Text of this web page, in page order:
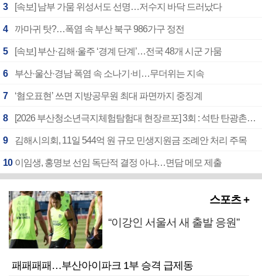
3 [속보] 남부 가뭄 위성서도 선명…저수지 바닥 드러났다
4 까마귀 탓?…폭염 속 부산 북구 986가구 정전
5 [속보] 부산·김해·울주 ‘경계 단계’…전국 48개 시군 가뭄
6 부산·울산·경남 폭염 속 소나기·비…무더위는 지속
7 ‘혐오표현’ 쓰면 지방공무원 최대 파면까지 중징계
8 [2026 부산청소년극지체험탐험대 현장르포] 3회 : 석탄 탄광촌에서 북극 연구의 중심지로
9 김해시의회, 11일 544억 원 규모 민생지원금 조례안 처리 주목
10 이임생, 홍명보 선임 독단적 결정 아냐…면담 메모 제출
스포츠 +
“이강인 서울서 새 출발 응원”
패패패패…부산아이파크 1부 승격 급제동